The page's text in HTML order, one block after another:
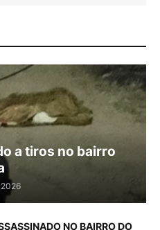
a tiros no bairro
NO BAIRRO DO